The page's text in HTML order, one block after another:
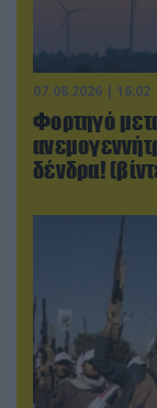
07.08.2026 | 16:02
Φορτηγό
δένδρα!